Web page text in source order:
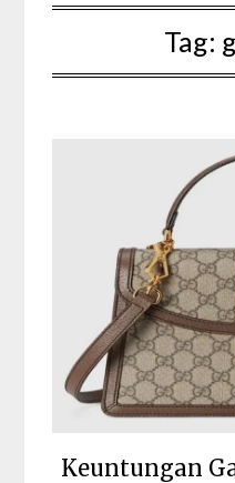
Tag:
Keuntungan